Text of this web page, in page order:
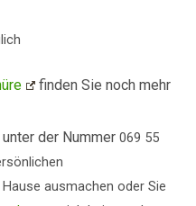
finden Sie noch mehr
der Nummer 069 55
ausmachen oder Sie